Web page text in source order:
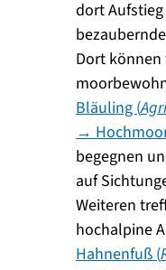
dort
Dort
Bläuling (
→
begegnen
auf
Weiteren
hochalpine
Hahnenfuß (